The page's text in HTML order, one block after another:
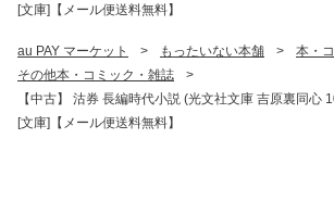
[文庫]【メール便送料無料】
au PAY マーケット > もったいない本舗 > 本・
その他本・コミック・雑誌
>
【中古】 沽券 長編時代小説 (光文社文庫 吉原裏同心
[文庫]【メール便送料無料】